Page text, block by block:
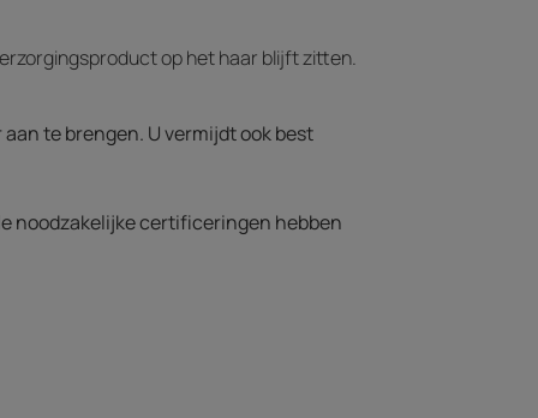
op het haar blijft zitten.
te brengen. U vermijdt ook best
noodzakelijke certificeringen hebben